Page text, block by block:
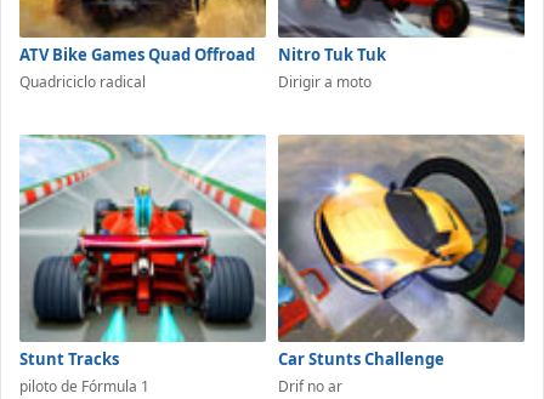
ATV Bike Games Quad Offroad
Quadriciclo radical
Nitro Tuk Tuk
Dirigir a moto
Stunt Tracks
piloto de Fórmula 1
Car Stunts Challenge
Drif no ar